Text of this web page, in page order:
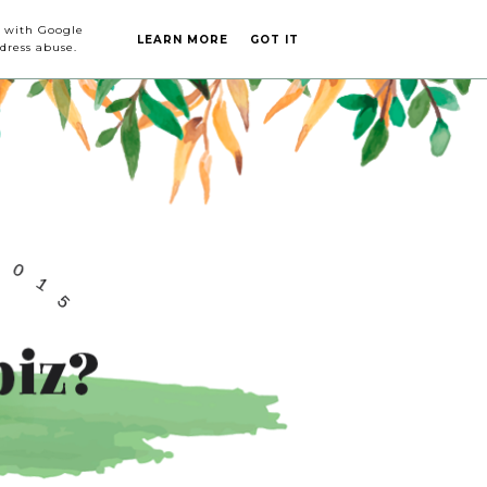
DE
with Google
abuse.
LEARN MORE GOT IT